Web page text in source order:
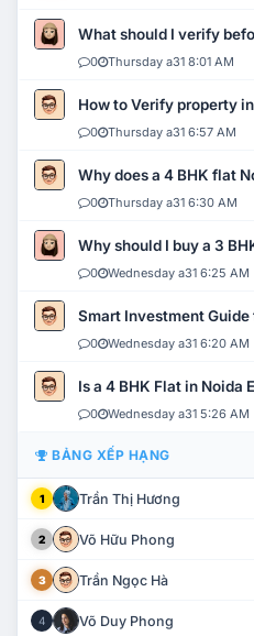
What should I verify
0 Thursday a31 8:01 AM
How to Verify property
0 Thursday a31 6:57 AM
Why does a 4 BHK flat
0 Thursday a31 6:30 AM
Why should I buy a 3
0 Wednesday a31 6:25 AM
Smart Investment Guide
0 Wednesday a31 6:20 AM
Is a 4 BHK Flat in Noida
0 Wednesday a31 5:26 AM
BẢNG XẾP HẠNG
1 Trần Thị Hương
2 Võ Hữu Phong
3 Trần Ngọc Hà
4 Võ Duy Phong